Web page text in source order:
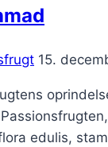
15.
edulis,